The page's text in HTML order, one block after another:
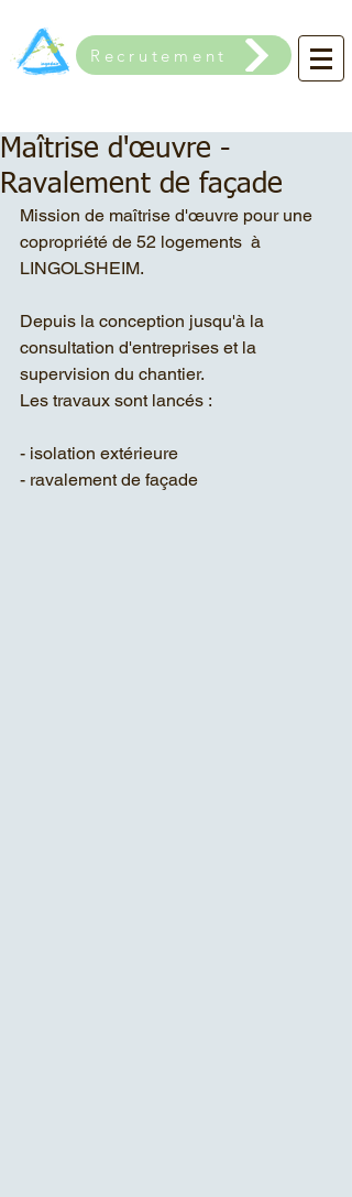
Recrutement
Maîtrise d'œuvre -
Ravalement de façade
Mission de maîtrise d'œuvre pour une
copropriété de 52 logements  à
LINGOLSHEIM.
Depuis la conception jusqu'à la
consultation d'entreprises et la
supervision du chantier.
Les travaux sont lancés :
- isolation extérieure
- ravalement de façade